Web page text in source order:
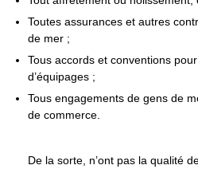
Toutes assurances et autres
de mer ;
Tous accords et conventions
d’équipages ;
Tous engagements de gens de
de commerce.
De la sorte, n’ont pas la qualité